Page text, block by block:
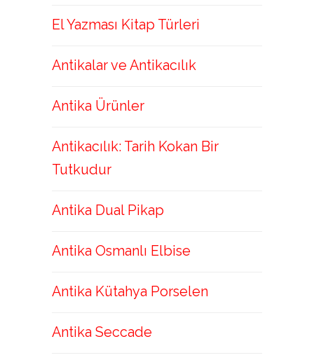
El Yazması Kitap Türleri
Antikalar ve Antikacılık
Antika Ürünler
Antikacılık: Tarih Kokan Bir
Tutkudur
Antika Dual Pikap
Antika Osmanlı Elbise
Antika Kütahya Porselen
Antika Seccade